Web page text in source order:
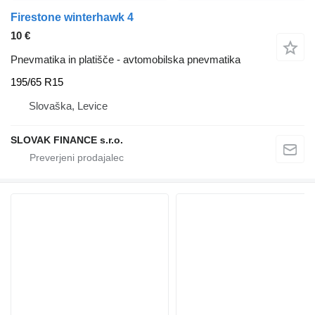
Firestone winterhawk 4
10 €
Pnevmatika in platišče - avtomobilska pnevmatika
195/65 R15
Slovaška, Levice
SLOVAK FINANCE s.r.o.